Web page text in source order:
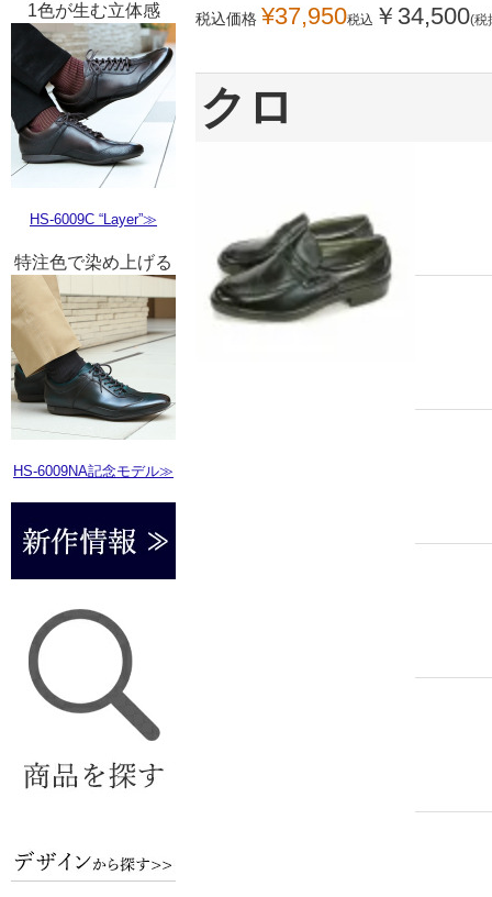
1色が生む立体感
HS-6009C “Layer”≫
特注色で染め上げる
HS-6009NA記念モデル≫
税込価格 ¥37,950税込 ￥ 34,500(税
クロ